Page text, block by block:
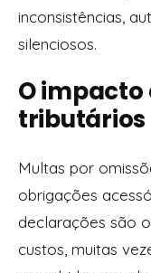
inconsistências,
silenciosos.
O impacto
tributários
Multas por
obrigações
declarações são
custos, muitas